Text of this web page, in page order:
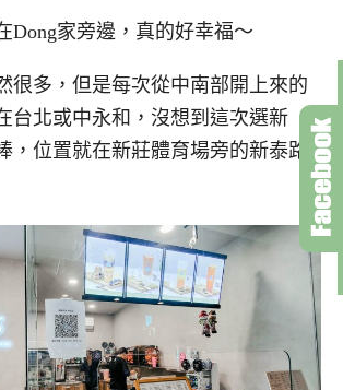
Dong家旁邊，真的好幸福～
很多，但是每次從中南部開上來的
台北或中永和，沒想到這次選新
，位置就在新莊體育場旁的新泰路